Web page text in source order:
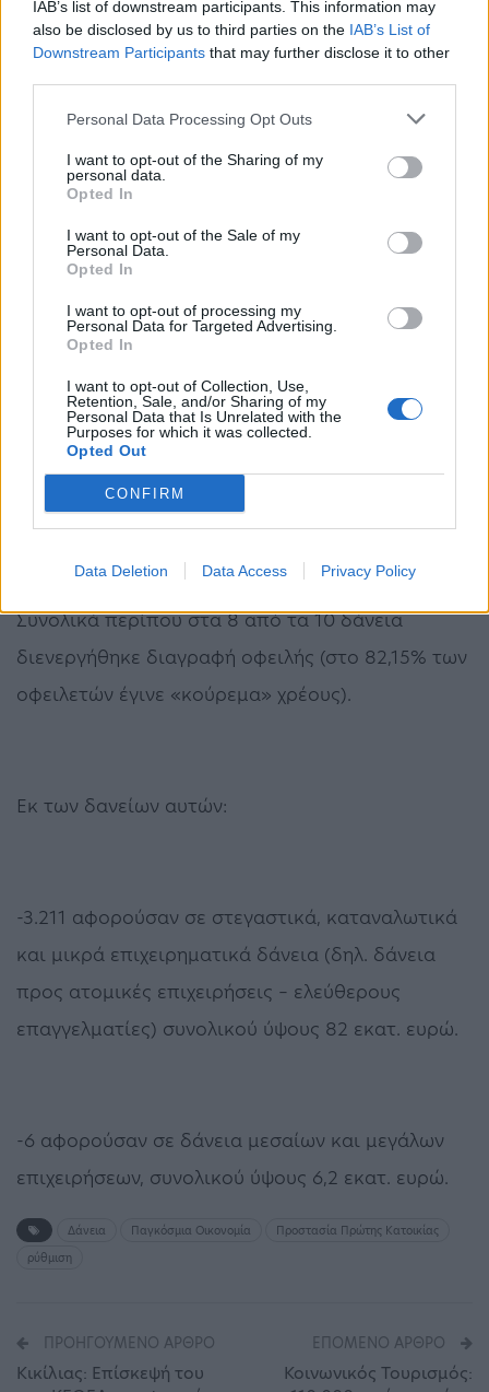
IAB’s list of downstream participants. This information may
also be disclosed by us to third parties on the IAB’s List of
Downstream Participants that may further disclose it to other
Personal Data Processing Opt Outs
I want to opt-out of the Sharing of my
personal data.
Opted In
I want to opt-out of the Sale of my
Personal Data.
Opted In
I want to opt-out of processing my
Personal Data for Targeted Advertising.
Opted In
I want to opt-out of Collection, Use,
Retention, Sale, and/or Sharing of my
Personal Data that Is Unrelated with the
Purposes for which it was collected.
Opted Out
CONFIRM
Data Deletion Data Access Privacy Policy
– 5.018 δάνεια (49,45%) ήταν καταναλωτικά
ύψους 64,91 εκατ. ευρώ.
– 932 δάνεια (9,18%) ήταν πολύ μικρών και
μικρομεσαίων επιχειρήσεων ύψους 214,32 εκατ.
ευρώ.
– 10 δάνεια (0,10%) ήταν μεσαίων και μεγάλων
επιχειρήσεων ύψους 33,79 εκατ. ευρώ.
Β. Από τις εταιρείες διαχείρισης απαιτήσεων
3.217 δάνεια συνολικού ύψους 88,1 εκατ. ευρώ.
Συνολικά περίπου στα 8 από τα 10 δάνεια
διενεργήθηκε διαγραφή οφειλής (στο 82,15% των
οφειλετών έγινε «κούρεμα» χρέους).
Εκ των δανείων αυτών:
-3.211 αφορούσαν σε στεγαστικά, καταναλωτικά
και μικρά επιχειρηματικά δάνεια (δηλ. δάνεια
προς ατομικές επιχειρήσεις – ελεύθερους
επαγγελματίες) συνολικού ύψους 82 εκατ. ευρώ.
-6 αφορούσαν σε δάνεια μεσαίων και μεγάλων
επιχειρήσεων, συνολικού ύψους 6,2 εκατ. ευρώ.
Δάνεια Παγκόσμια Οικονομία
Προστασία Πρώτης Κατοικίας
ρύθμιση
ΠΡΟΗΓΟΎΜΕΝΟ ΆΡΘΡΟ
Κικίλιας: Επίσκεψή του
ΕΠΌΜΕΝΟ ΆΡΘΡΟ
Κοινωνικός Τουρισμός: